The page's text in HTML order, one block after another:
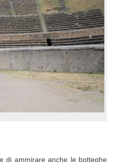
di ammirare anche le botteghe